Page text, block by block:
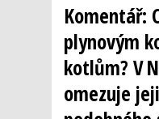
Komentář:
plynovým
kotlům? V
omezuje